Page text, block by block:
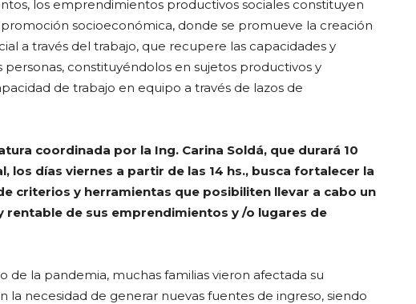
los emprendimientos productivos sociales constituyen
socioeconómica, donde se promueve la creación
a través del trabajo, que recupere las capacidades y
personas, constituyéndolos en sujetos productivos y
de trabajo en equipo a través de lazos de
coordinada por la Ing. Carina Soldá, que durará 10
los días viernes a partir de las 14 hs., busca fortalecer la
criterios y herramientas que posibiliten llevar a cabo un
rentable de sus emprendimientos y /o lugares de
de la pandemia, muchas familias vieron afectada su
la necesidad de generar nuevas fuentes de ingreso, siendo